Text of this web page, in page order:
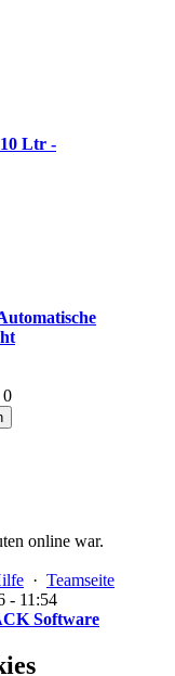
Ltr -
0
online war.
· Teamseite
- 11:54
Software